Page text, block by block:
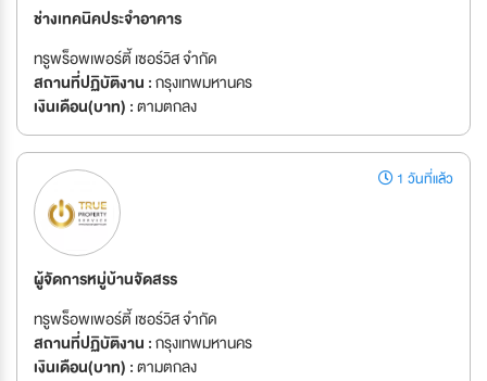
ช่างเทคนิคประจำอาคาร
ทรูพร็อพเพอร์ตี้ เซอร์วิส จำกัด
สถานที่ปฏิบัติงาน :กรุงเทพมหานคร
เงินเดือน(บาท) :ตามตกลง
1 วันที่แล้ว
ผู้จัดการหมู่บ้านจัดสรร
ทรูพร็อพเพอร์ตี้ เซอร์วิส จำกัด
สถานที่ปฏิบัติงาน :กรุงเทพมหานคร
เงินเดือน(บาท) :ตามตกลง